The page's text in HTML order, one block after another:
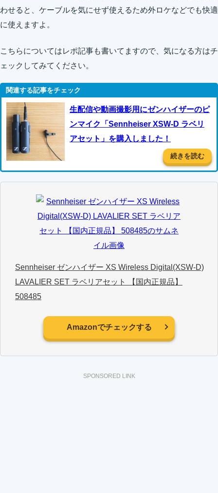
わせると、ケーブルを気にせず使えるため外ロケなどでも快適
に使えますよ。
こちらについてはレポ記事も書いてますので、気になる方はチ
ェックしてみてください。
生配信や動画撮影用にゼンハイザーのピ
ンマイク「Sennheiser XSW-D ラベリ
アセット」を購入しました！
続きを読む
Sennheiser ゼンハイザー XS Wireless Digital(XSW-D)
LAVALIER SET ラベリアセット 【国内正規品】
508485
Amazonでチェックする
SPONSORED LINK